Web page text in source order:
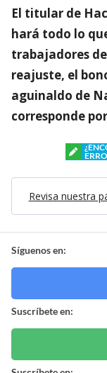
El titular de
hará todo lo
trabajadores
reajuste, el
aguinaldo de
corresponde
Revisa nuestra
Síguenos en:
Suscríbete en: